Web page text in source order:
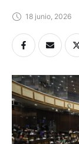
18 junio, 2026